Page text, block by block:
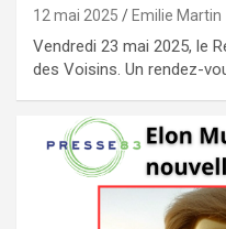
12 mai 2025 Emilie Martin
Vendredi 23 mai 2025, le
des Voisins. Un rendez-